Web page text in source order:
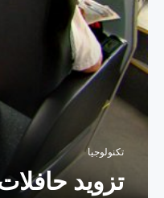
تكنولوجيا